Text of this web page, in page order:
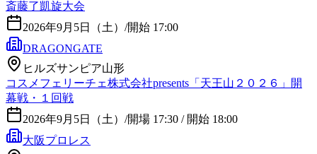
斎藤了凱旋大会
2026年9月5日（土） /開始 17:00
DRAGONGATE
ヒルズサンピア山形
コスメフェリーチェ株式会社presents「天王山２０２６」開
幕戦・１回戦
2026年9月5日（土） /開場 17:30 / 開始 18:00
大阪プロレス